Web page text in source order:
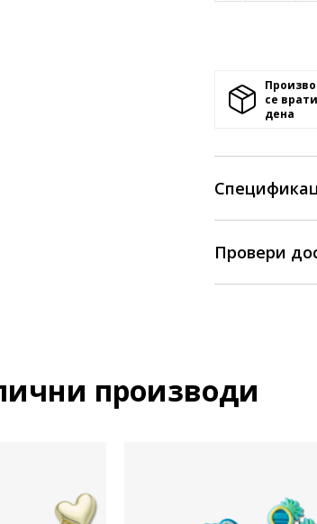
се
денa
Провери
производи